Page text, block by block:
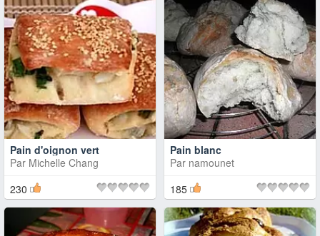
Pain d'oignon vert
Par Michelle Chang
230
Pain blanc
Par namounet
185